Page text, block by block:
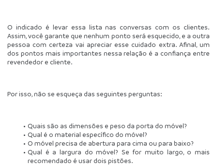
O indicado é levar essa lista nas conversas com os clientes.
Assim, você garante que nenhum ponto será esquecido, e a outra
pessoa com certeza vai apreciar esse cuidado extra. Afinal, um
dos pontos mais importantes nessa relação é a confiança entre
revendedor e cliente.
Por isso, não se esqueça das seguintes perguntas:
Quais são as dimensões e peso da porta do móvel?
Qual é o material específico do móvel?
O móvel precisa de abertura para cima ou para baixo?
Qual é a largura do móvel? Se for muito largo, o mais
recomendado é usar dois pistões.